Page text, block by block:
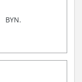
BYN.